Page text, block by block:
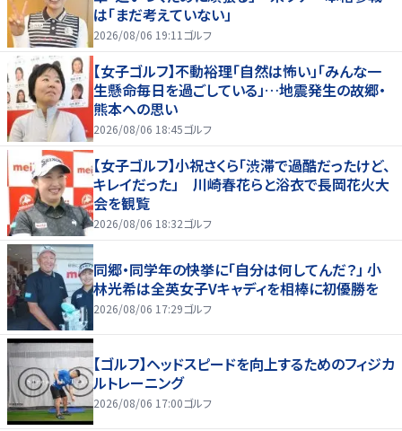
は「まだ考えていない」
2026/08/06 19:11 ゴルフ
【女子ゴルフ】不動裕理「自然は怖い」「みんな一
生懸命毎日を過ごしている」…地震発生の故郷・
熊本への思い
2026/08/06 18:45ゴルフ
【女子ゴルフ】小祝さくら「渋滞で過酷だったけど、
キレイだった」 川崎春花らと浴衣で長岡花火大
会を観覧
2026/08/06 18:32ゴルフ
同郷・同学年の快挙に「自分は何してんだ？」 小
林光希は全英女子Vキャディを相棒に初優勝を
2026/08/06 17:29ゴルフ
【ゴルフ】ヘッドスピードを向上するためのフィジカ
ルトレーニング
2026/08/06 17:00ゴルフ